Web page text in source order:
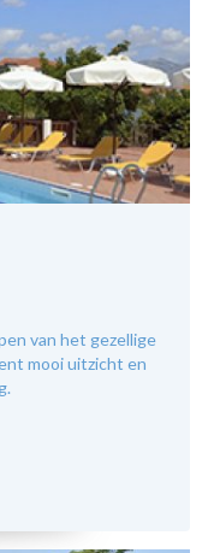
van het gezellige
mooi uitzicht en